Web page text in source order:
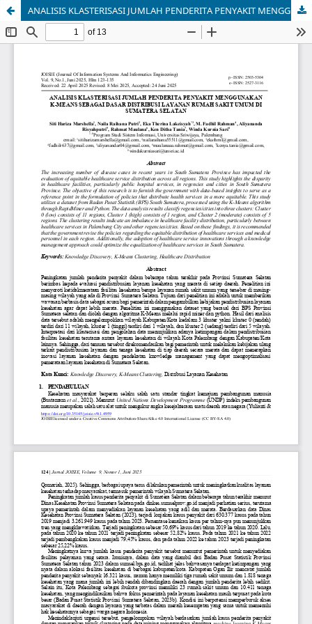
ANALISIS KLASTERISASI JUMLAH PENDERITA PENYAKIT MENGGUNAKAN K-MEANS SEBAGAI DASAR DISTRIBUSI LAYANAN RUMAH SAKIT UMUM DI SUMATERA SELATAN